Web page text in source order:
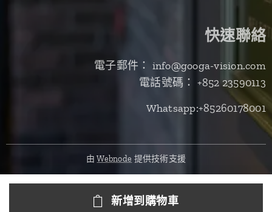
新增到購物車
快速聯絡
電子郵件： info@googa-vision.com
電話號碼： +852 23590113
Whatsapp:+85260178001
由Webnode 提供技術支援